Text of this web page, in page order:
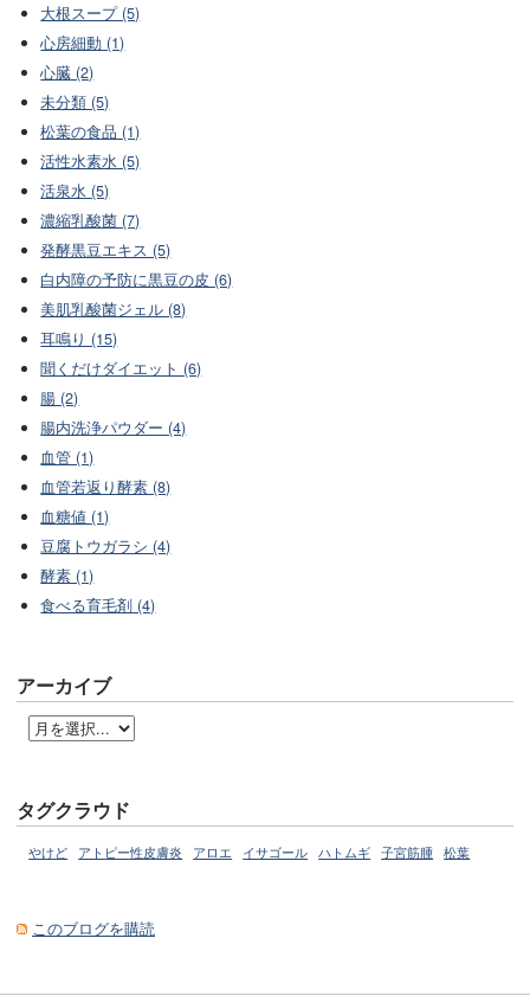
大根スープ (5)
心房細動 (1)
心臓 (2)
未分類 (5)
松葉の食品 (1)
活性水素水 (5)
活泉水 (5)
濃縮乳酸菌 (7)
発酵黒豆エキス (5)
白内障の予防に黒豆の皮 (6)
美肌乳酸菌ジェル (8)
耳鳴り (15)
聞くだけダイエット (6)
腸 (2)
腸内洗浄パウダー (4)
血管 (1)
血管若返り酵素 (8)
血糖値 (1)
豆腐トウガラシ (4)
酵素 (1)
食べる育毛剤 (4)
アーカイブ
タグクラウド
やけど アトピー性皮膚炎 アロエ イサゴール ハトムギ 子宮筋腫 松葉
このブログを購読